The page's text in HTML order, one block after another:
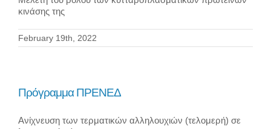
ΝΕΑ
ΕΠΙΚΟΙΝΩΝΙΑ
κινάσης της
February 19th, 2022
Πρόγραμμα ΠΡΕΝΕΔ
Ανίχνευση των τερματικών αλληλουχιών (τελομερή) σε